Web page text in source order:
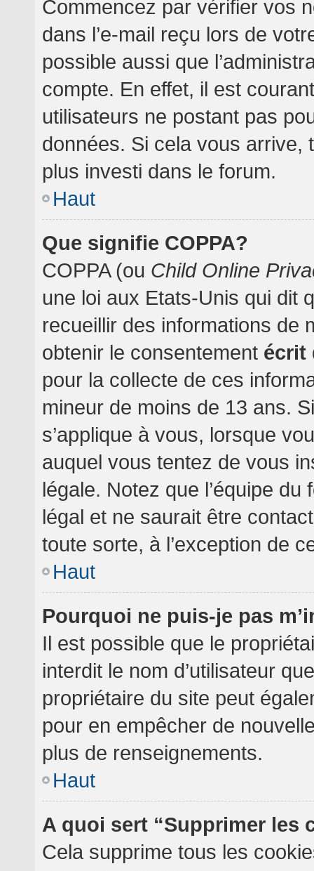
Commencez par vérifier vos
dans l’e-mail reçu lors de
possible aussi que
compte. En effet, il est
utilisateurs ne postant pas
données. Si cela vous
plus investi dans le forum.
Haut
Que signifie COPPA?
COPPA (ou Child Online
une loi aux Etats-Unis qui dit
recueillir des informations de
obtenir le consentement écrit
pour la collecte de ces
mineur de moins de 13 ans.
s’applique à vous, lorsque
auquel vous tentez de vous
légale. Notez que l’équipe
légal et ne saurait être
toute sorte, à l’exception de
Haut
Pourquoi ne puis-je pas
Il est possible que le
interdit le nom d’utilisateur
propriétaire du site peut
pour en empêcher de
plus de renseignements.
Haut
A quoi sert “Supprimer les
Cela supprime tous les